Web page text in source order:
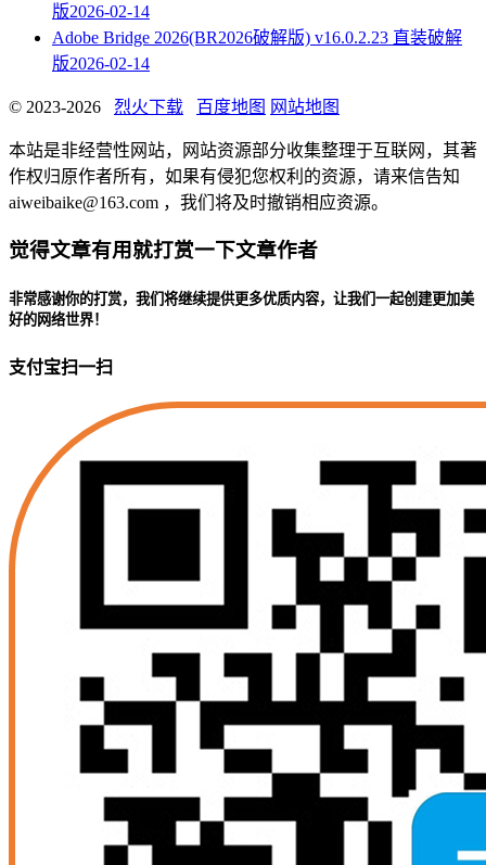
版2026-02-14
Adobe Bridge 2026(BR2026破解版) v16.0.2.23 直装破解
版2026-02-14
© 2023-2026 烈火下载 百度地图 网站地图
本站是非经营性网站，网站资源部分收集整理于互联网，其著
作权归原作者所有，如果有侵犯您权利的资源，请来信告知
aiweibaike@163.com ，我们将及时撤销相应资源。
觉得文章有用就打赏一下文章作者
非常感谢你的打赏，我们将继续提供更多优质内容，让我们一起创建更加美
好的网络世界！
支付宝扫一扫